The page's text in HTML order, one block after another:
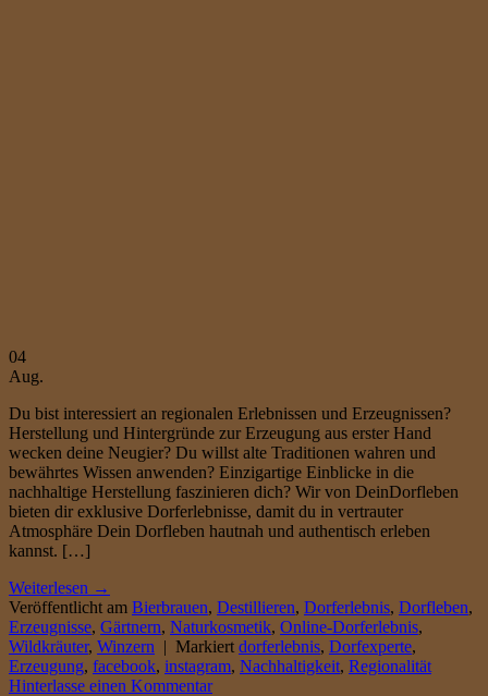
04
Aug.
Du bist interessiert an regionalen Erlebnissen und Erzeugnissen?
Herstellung und Hintergründe zur Erzeugung aus erster Hand
wecken deine Neugier? Du willst alte Traditionen wahren und
bewährtes Wissen anwenden? Einzigartige Einblicke in die
nachhaltige Herstellung faszinieren dich? Wir von DeinDorfleben
bieten dir exklusive Dorferlebnisse, damit du in vertrauter
Atmosphäre Dein Dorfleben hautnah und authentisch erleben
kannst. […]
Weiterlesen →
Veröffentlicht am Bierbrauen, Destillieren, Dorferlebnis, Dorfleben,
Erzeugnisse, Gärtnern, Naturkosmetik, Online-Dorferlebnis,
Wildkräuter, Winzern | Markiert dorferlebnis, Dorfexperte,
Erzeugung, facebook, instagram, Nachhaltigkeit, Regionalität
Hinterlasse einen Kommentar